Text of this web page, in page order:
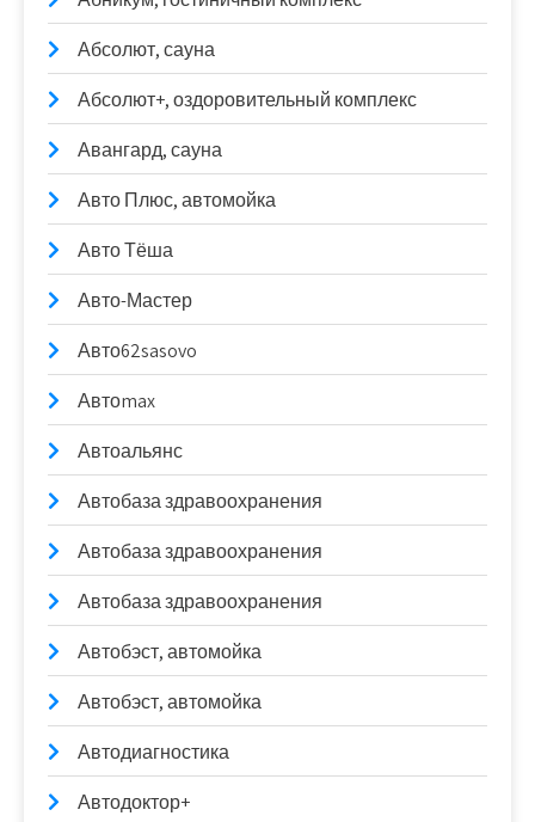
Абсолют, сауна
Абсолют+, оздоровительный комплекс
Авангард, сауна
Авто Плюс, автомойка
Авто Тёша
Авто-Мастер
Авто62sasovo
Автоmax
Автоальянс
Автобаза здравоохранения
Автобаза здравоохранения
Автобаза здравоохранения
Автобэст, автомойка
Автобэст, автомойка
Автодиагностика
Автодоктор+